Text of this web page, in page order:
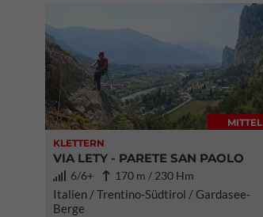
KLETTERN
MITTEL
VIA LETY - PARETE SAN PAOLO
6/6+ 170 m / 230 Hm
Italien / Trentino-Südtirol / Gardasee-
Berge